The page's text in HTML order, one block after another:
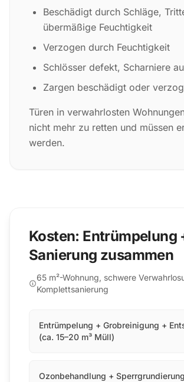
Beschädigt durch Schläge,
übermäßige Feuchtigkeit
Verzogen durch Feuchtigkeit
Schlösser defekt, Scharniere
Zargen beschädigt oder
Türen in verwahrlosten
nicht mehr zu retten und müssen
werden.
Kosten: Entrümpelung
Sanierung zusammen
65 m²-Wohnung, schwere
Komplettsanierung
Entrümpelung + Grobreinigung +
(ca. 15–20 m³ Müll)
Ozonbehandlung +